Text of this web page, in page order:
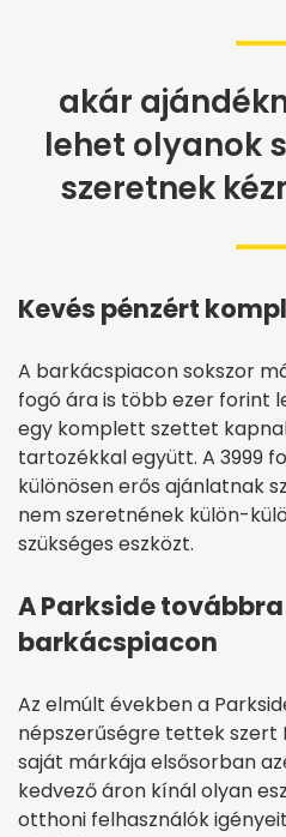
akár
lehet olyanok
szeretnek
Kevés pénzért
A barkácspiacon sokszor
fogó ára is több ezer forint
egy komplett szettet
tartozékkal együtt. A 3999
különösen erős ajánlatnak
nem szeretnének külön-
szükséges eszközt.
A Parkside továbbra
barkácspiacon
Az elmúlt években a
népszerűségre tettek szert
saját márkája elsősorban
kedvező áron kínál olyan
otthoni felhasználók